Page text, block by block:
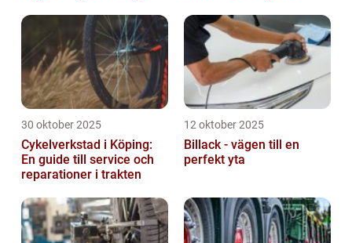
30 oktober 2025
Cykelverkstad i Köping:
En guide till service och
reparationer i trakten
12 oktober 2025
Billack - vägen till en
perfekt yta